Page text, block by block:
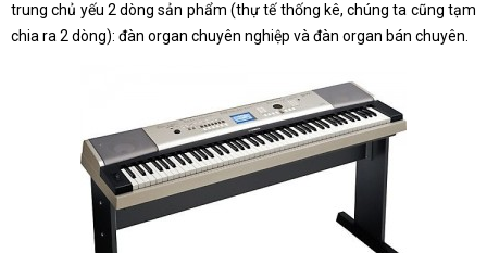
trung chủ yếu 2 dòng sản phẩm (thự tế thống kê, chúng ta cũng tạm
chia ra 2 dòng): đàn organ chuyên nghiệp và đàn organ bán chuyên.